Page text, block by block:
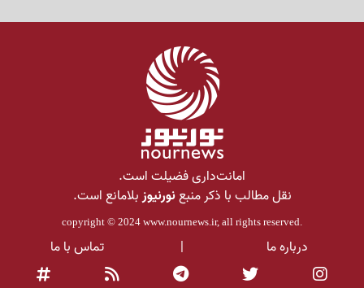
امانت‌داری فضیلت است.
نقل مطالب با ذکر منبعنورنیوزبلامانع است.
copyright © 2024 www.nournews.ir, all rights reserved.
درباره ما | تماس با ما